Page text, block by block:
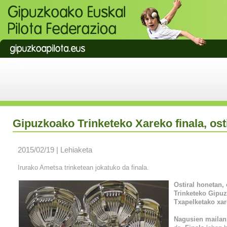
Gipuzkoako Trinketeko Xareko finala,
2015/02/19 | Lehiaketa
Irurako Ametsa trinketean jokatuko da finala.
Ostiral honetan,
Trinketeko
Txapelketako
Nagusien